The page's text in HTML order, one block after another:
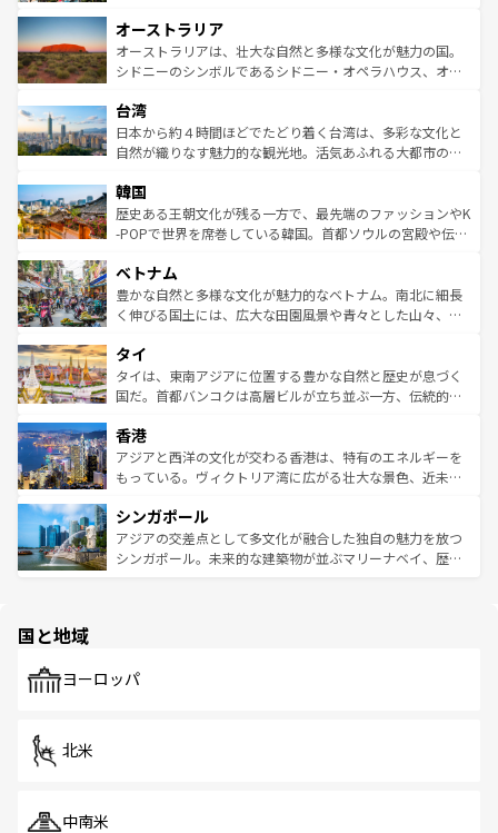
部のニューオーリンズでは、音楽と美食が融合した独特の
文化が魅力。旅行者はアメリカの各地域で異なる魅力を楽
しみながら、その多様性と豊かな歴史を感じることができ
ならではの贅沢な旅のスタイルだ。 なお、新着のアメリカ
情報はコンテンツ一覧を参照してほしい。
ワイ島は見逃せない。また、定番の観光地といえばオアフ
島だが、静かな自然を求めるならマウイ島やカウアイ島が
おすすめ。エメラルドグリーンに輝く海をはじめ、豊かな
れるおもてなしの心で訪れる人々を迎えてくれるハワイの
人々、おいしいローカルフードやハワイアンミュージッ
ク、伝統的なフラダンスなど、すべてがハワイの魅力を彩
ワイを、存分に味わってほしい。 なお、新着のハワイ情報
はコンテンツ一覧を参照してほしい。
オーストラリア
オーストラリアは、壮大な自然と多様な文化が魅力の国。
シドニーのシンボルであるシドニー・オペラハウス、オー
リアリーフや大陸中央部にそびえるウルル（エアーズロッ
ク）、タスマニアの美しい原生林やケアンズの熱帯雨林な
ど、見どころがたくさん。また、カフェやワイン、オージ
いる。アクティビティも充実しており、サーフィンやダイ
ビング、ハイキングなど、アウトドア好きにはたまらな
い。オーストラリアの多彩な魅力を存分に味わいつくそ
参照してほしい。
台湾
日本から約４時間ほどでたどり着く台湾は、多彩な文化と
自然が織りなす魅力的な観光地。活気あふれる大都市の台
ン）、静ひつな山岳地帯である台湾東部など、都市の喧騒
と山間の静けさが共存しており、訪れる人に新しい発見と
驚きをもたらしてくれる。また、奥深い台湾の食文化も魅
容にもいいと評判のスイーツなど、バラエティ豊かな料理
が味わえる。 なお、新着の台湾情報は コンテンツ一覧を参
照してほしい。
韓国
歴史ある王朝文化が残る一方で、最先端のファッションやK
-POPで世界を席巻している韓国。首都ソウルの宮殿や伝統
き、地方に足を延ばせば四季折々の自然美を楽しむことが
できる。そして、キムチや焼肉、絶品のストリートフード
まで、さまざまな韓国料理が待っている。夜には、韓国な
リティに包まれながら、韓国の多彩な魅力を心ゆくまで味
わってみてほしい。 なお、新着の韓国情報はコンテンツ一
覧を参照してほしい。
ベトナム
豊かな自然と多様な文化が魅力的なベトナム。南北に細長
く伸びる国土には、広大な田園風景や青々とした山々、世
急速な発展と共に伝統が息づく。ハノイの古い町並みやホ
ーチミン市のフランス統治時代の建物も、独特の雰囲気を
醸し出している。また、バラエティの豊かさとおいしさで
とつ。フォーやバインミー、ベトナムコーヒーなどは、ぜ
ひ現地で味わいたい。どの地域を訪れてもあたたかい人々
が旅行者を迎えてくれるので、きっと忘れられない旅にな
参照してほしい。
タイ
タイは、東南アジアに位置する豊かな自然と歴史が息づく
国だ。首都バンコクは高層ビルが立ち並ぶ一方、伝統的な
の活気が交差している。北部ではチェンマイなどの山岳地
帯で自然と触れ合い、南部ではプーケットやクラビの美し
いビーチでリゾート気分を楽しむことができる。タイ料理
激する。気候は一年中温暖で、どの季節にも異なる楽しみ
が待っている。親しみやすいタイの人々、仏教を中心とし
た文化、そして多様な観光資源が、訪れる旅人を魅了し続
香港
アジアと西洋の文化が交わる香港は、特有のエネルギーを
もっている。ヴィクトリア湾に広がる壮大な景色、近未来
み、どこを訪れても感動するはず。観光スポットが密集し
ており、効率よく見どころを回れるのも魅力。息をのむよ
うな絶景から文化的な体験まで、香港を存分に楽しみ尽く
シンガポール
アジアの交差点として多文化が融合した独自の魅力を放つ
シンガポール。未来的な建築物が並ぶマリーナベイ、歴史
で、ホーカーズは地元の風情を楽しめる外せないスポット
国と地域
ヨーロッパ
北米
中南米